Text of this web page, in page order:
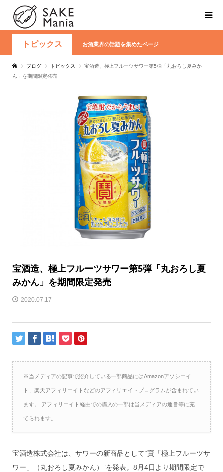
トピックス お酒業界の話題を集めたページ
ブログ トピックス
宝酒造、極上フルーツサワー第5弾「丸おろし夏みか
ん」を期間限定発売
宝酒造、極上フルーツサワー第5弾「丸おろし夏
みかん」を期間限定発売
2020.07.17
※当メディアの記事で紹介している一部商品にはAmazonアソシエイ
ト、楽天アフィリエイトなどのアフィリエイトプログラムが含まれてい
ます。 アフィリエイト経由での購入の一部は当メディアの運営等に充
てられます。
宝酒造株式会社は、サワーの新商品として“寶「極上フルーツサ
ワー」（丸おろし夏みかん）”を発表。8月4日より期間限定で